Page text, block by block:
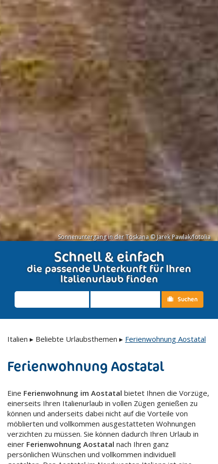
Sonnenuntergang in der Toskana © Jarek Pawlak/fotolia
Schnell & einfach
die passende Unterkunft für Ihren
Italienurlaub finden
Suchen
Italien ▸ Beliebte Urlaubsthemen ▸ Ferienwohnung Aostatal
Ferienwohnung Aostatal
Eine Ferienwohnung im Aostatal bietet Ihnen die Vorzüge,
einerseits Ihren Italienurlaub in vollen Zügen genießen zu
können und anderseits dabei nicht auf die Vorteile von
möblierten und vollkommen ausgestatteten Wohnungen
verzichten zu müssen. Sie können dadurch Ihren Urlaub in
einer Ferienwohnung Aostatal nach Ihren ganz
persönlichen Wünschen und vollkommen individuell